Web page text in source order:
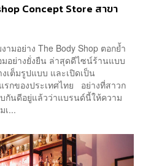
Concept Store สาขา
มอย่าง The Body Shop ตอกย้ำ
อย่างยั่งยืน ล่าสุดดีไซน์ร้านแบบ
เต็มรูปแบบ และเปิดเป็น
รกของประเทศไทย อย่างที่สาวก
กันดีอยู่แล้วว่าแบรนด์นี้ให้ความ
เ...